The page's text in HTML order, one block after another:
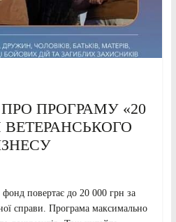
ПРОГРАМУ «20
повертає до 20 000 грн за
справи. Програма максимально